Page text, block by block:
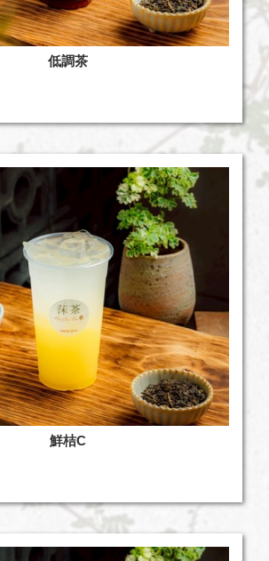
低調茶
鮮桔C